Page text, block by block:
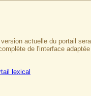
actuelle du portail
de l'interface
lexical